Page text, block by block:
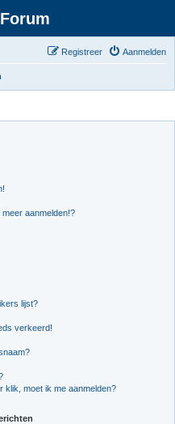
Aanmelden
Registreer
aanmelden!?
lijst?
verkeerd!
klik, moet ik me aanmelden?